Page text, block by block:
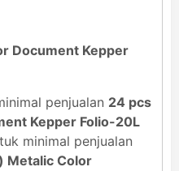
Document Kepper
penjualan 24 pcs
Kepper Folio-20L
minimal penjualan
Metalic Color